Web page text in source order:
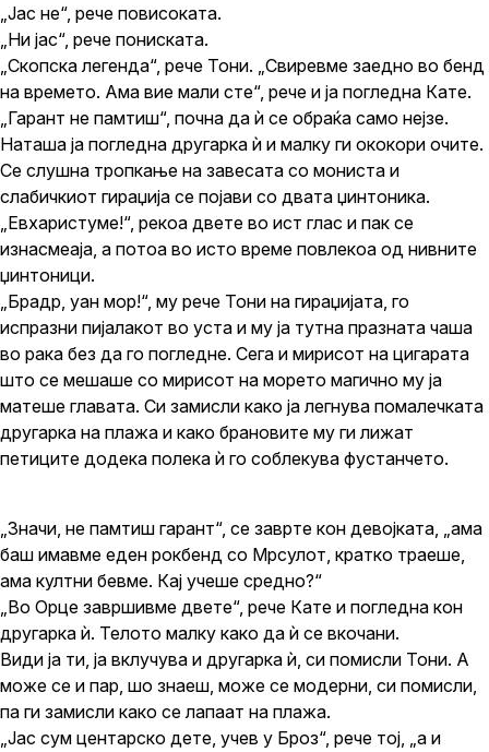
„Јас не“, рече повисоката.
„Ни јас“, рече пониската.
„Скопска легенда“, рече Тони. „Свиревме заедно во бенд
на времето. Ама вие мали сте“, рече и ја погледна Кате.
„Гарант не памтиш“, почна да ѝ се обраќа само нејзе.
Наташа ја погледна другарка ѝ и малку ги ококори очите.
Се слушна тропкање на завесата со мониста и
слабичкиот гираџија се појави со двата џинтоника.
„Евхаристуме!“, рекоа двете во ист глас и пак се
изнасмеаја, а потоа во исто време повлекоа од нивните
џинтоници.
„Брадр, уан мор!“, му рече Тони на гираџијата, го
испразни пијалакот во уста и му ја тутна празната чаша
во рака без да го погледне. Сега и мирисот на цигарата
што се мешаше со мирисот на морето магично му ја
матеше главата. Си замисли како ја легнува помалечката
другарка на плажа и како брановите му ги лижат
петиците додека полека ѝ го соблекува фустанчето.
„Значи, не памтиш гарант“, се заврте кон девојката, „ама
баш имавме еден рокбенд со Мрсулот, кратко траеше,
ама култни бевме. Кај учеше средно?“
„Во Орце завршивме двете“, рече Кате и погледна кон
другарка ѝ. Телото малку како да ѝ се вкочани.
Види ја ти, ја вклучува и другарка ѝ, си помисли Тони. А
може се и пар, шо знаеш, може се модерни, си помисли,
па ги замисли како се лапаат на плажа.
„Јас сум центарско дете, учев у Броз“, рече тој, „а и